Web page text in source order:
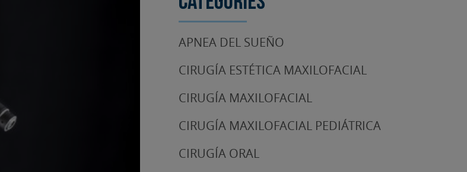
APNEA DEL SUEÑO
CIRUGÍA ESTÉTICA MAXILOFACIAL
CIRUGÍA MAXILOFACIAL
CIRUGÍA MAXILOFACIAL PEDIÁTRICA
CIRUGÍA ORAL